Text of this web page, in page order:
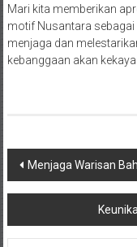
Mari kita memberikan
motif Nusantara sebagai
menjaga dan
kebanggaan akan
Post
navigation
Menjaga Warisan